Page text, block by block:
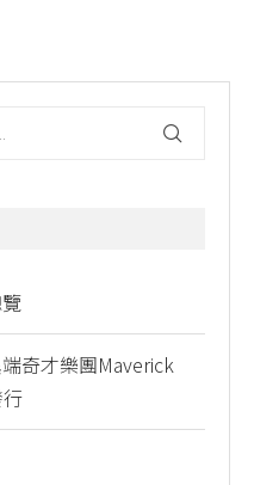
奇才樂團Maverick